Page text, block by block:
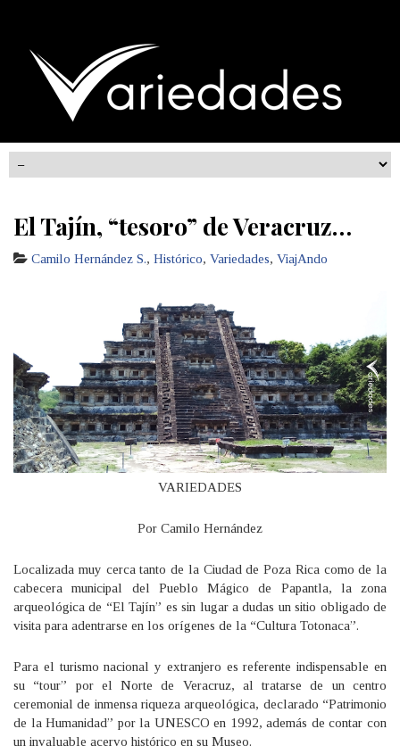
El Tajín, “tesoro” de Veracruz…
Camilo Hernández S., Histórico, Variedades, ViajAndo
VARIEDADES
Por Camilo Hernández
Localizada muy cerca tanto de la Ciudad de Poza Rica como de la
cabecera municipal del Pueblo Mágico de Papantla, la zona
arqueológica de “El Tajín” es sin lugar a dudas un sitio obligado de
visita para adentrarse en los orígenes de la “Cultura Totonaca”.
Para el turismo nacional y extranjero es referente indispensable en
su “tour” por el Norte de Veracruz, al tratarse de un centro
ceremonial de inmensa riqueza arqueológica, declarado “Patrimonio
de la Humanidad” por la UNESCO en 1992, además de contar con
un invaluable acervo histórico en su Museo.